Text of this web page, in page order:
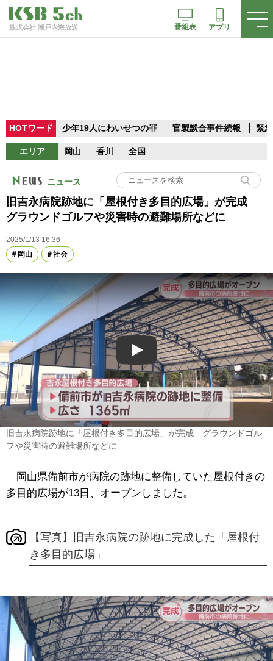
株式会社 瀬戸内海放送 番組表 アプリ
HOTワード 少年19人にわいせつの罪 官製談合事件続報 緊
エリア 岡山 香川 全国
ニュース
旧吉永病院跡地に「屋根付き多目的広場」が完成
グラウンドゴルフや災害時の避難場所などに
2025/1/13 16:36
岡山
社会
Play
旧吉永病院跡地に「屋根付き多目的広場」が完成 グラウンドゴル
フや災害時の避難場所などに
岡山県備前市が病院の跡地に整備していた屋根付きの
多目的広場が13日、オープンしました。
【写真】旧吉永病院の跡地に完成した「屋根付
き多目的広場」